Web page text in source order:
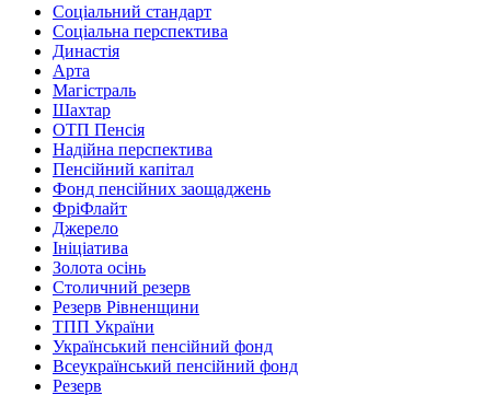
Соціальний стандарт
Соціальна перспектива
Династія
Арта
Магістраль
Шахтар
ОТП Пенсія
Надійна перспектива
Пенсійний капітал
Фонд пенсійних заощаджень
ФріФлайт
Джерело
Ініціатива
Золота осінь
Столичний резерв
Резерв Рівненщини
ТПП України
Український пенсійний фонд
Всеукраїнський пенсійний фонд
Резерв